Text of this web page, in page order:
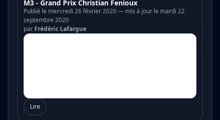
M3 - Grand Prix Christian Fenioux
Publié le mercredi 26 février 2020 — mis à jour le mardi 22
septembre 2020
par Frédéric Lafargue
Lire